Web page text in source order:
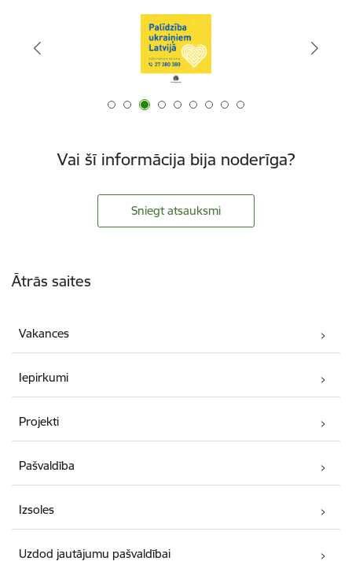
Vai šī informācija bija noderīga?
Sniegt atsauksmi
Ātrās saites
Vakances
Iepirkumi
Projekti
Pašvaldība
Izsoles
Uzdod jautājumu pašvaldībai